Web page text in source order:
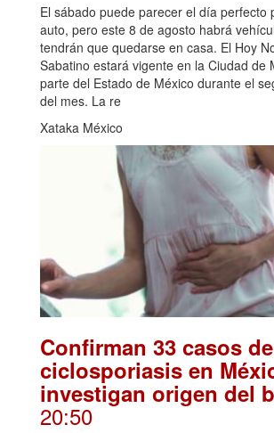
El sábado puede parecer el día perfecto
auto, pero este 8 de agosto habrá
tendrán que quedarse en casa. El Hoy
Sabatino estará vigente en la Ciudad de
parte del Estado de México durante el
del mes. La re
Xataka México
Confirman 33 casos de
ciclosporiasis en
investigan origen del
20:50